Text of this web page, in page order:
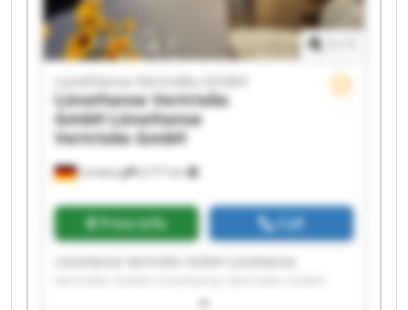
Lüneburg 6,777 km
LüneHanse Vertriebs GmbH
LüneHanse Vertriebs
GmbH LüneHanse
Vertriebs GmbH
Price info Call
LüneHanse Vertriebs GmbH LüneHanse